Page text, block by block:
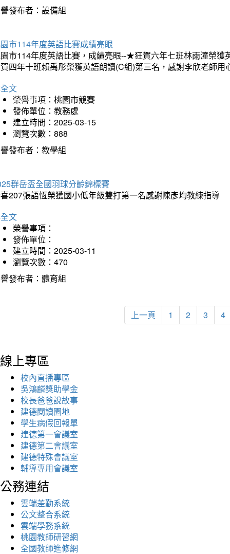
發布者：設備組
市114年度英語比賽成績亮眼
市114年度英語比賽，成績亮眼--★狂賀六年七班林雨潼榮
四年十班賴禹彤榮獲英語朗讀(C組)第三名，感謝李欣老師
文
榮譽事項：桃園市競賽
發佈單位：教務處
建立時間：2025-03-15
瀏覽次數：888
發布者：教學組
群岳盃全國羽球分齡錦標賽
207張語恆榮獲國小低年級雙打第一名感謝陳彥均教練指導
文
榮譽事項：
發佈單位：
建立時間：2025-03-11
瀏覽次數：470
發布者：體育組
上一頁 1 2 3 4
線上專區
校內直播專區
吳鴻麟獎助學金
校長爸爸說故事
建德閱讀園地
學生病假回報單
建德第一會議室
建德第二會議室
建德特殊會議室
輔導專用會議室
公務連結
雲端差勤系統
公文整合系統
雲端學務系統
桃園教師研習網
全國教師進修網